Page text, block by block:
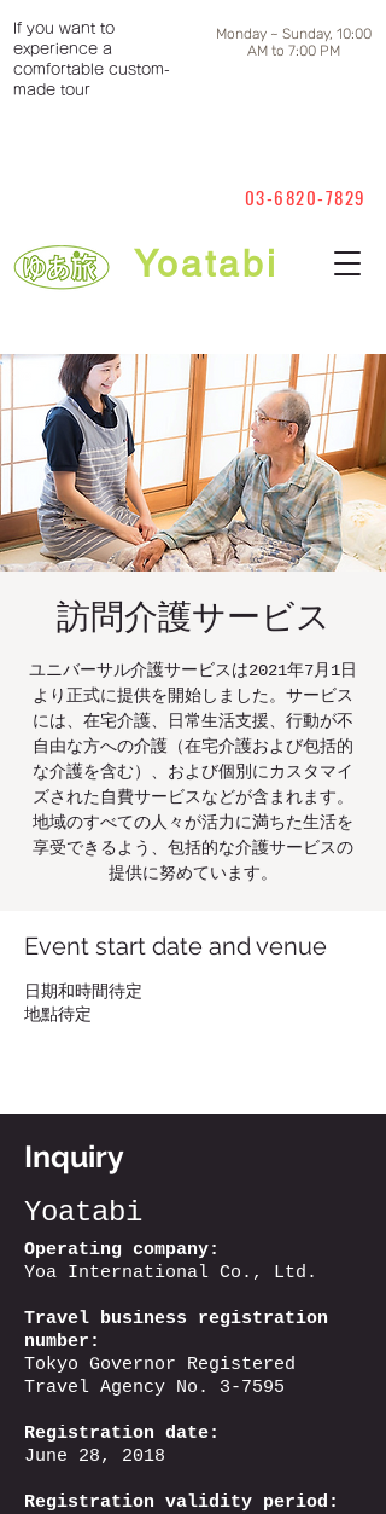
Yoatabi
If you want to
experience a
comfortable custom-
made tour
Monday ~ Sunday, 10:00
AM to 7:00 PM
03-6820-7829
​訪問介護サービス
ユニバーサル介護サービスは2021年7月1日
より正式に提供を開始しました。サービス
には、在宅介護、日常生活支援、行動が不
自由な方への介護（在宅介護および包括的
な介護を含む）、および個別にカスタマイ
ズされた自費サービスなどが含まれます。
地域のすべての人々が活力に満ちた生活を
享受できるよう、包括的な介護サービスの
提供に努めています。
Event start date and venue
日期和時間待定
地點待定
Inquiry
Yoatabi
Operating company:
Yoa International Co., Ltd.
Travel business registration
number:
Tokyo Governor Registered
Travel Agency No. 3-7595
Registration date:
June 28, 2018
Registration validity period: